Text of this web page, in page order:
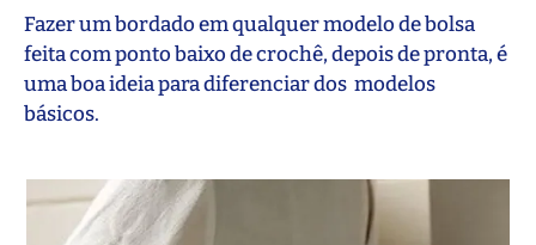
Fazer um bordado em qualquer modelo de bolsa
feita com ponto baixo de crochê, depois de pronta, é
uma boa ideia para diferenciar dos modelos
básicos.